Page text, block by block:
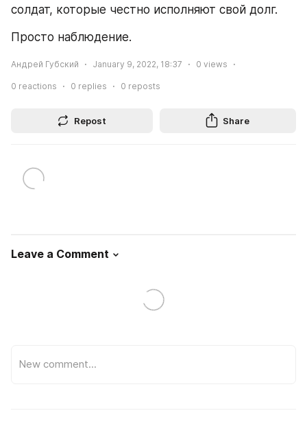
солдат, которые честно исполняют свой долг.
Просто наблюдение.
Андрей Губский January 9, 2022, 18:37 0 views
0 reactions 0 replies 0 reposts
Repost Share
Leave a Comment